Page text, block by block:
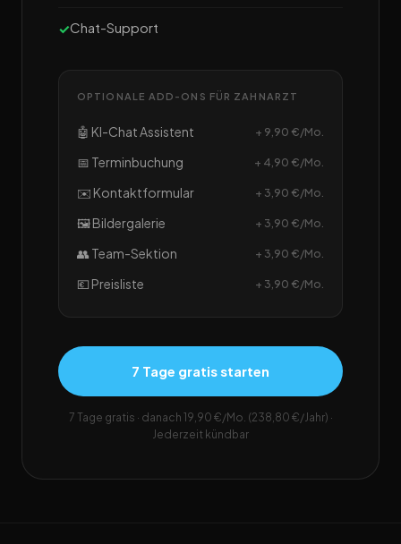
Chat-Support
OPTIONALE ADD-ONS FÜR ZAHNARZT
🤖 KI-Chat Assistent + 9,90 €/Mo.
📅 Terminbuchung + 4,90 €/Mo.
✉️ Kontaktformular + 3,90 €/Mo.
🖼️ Bildergalerie + 3,90 €/Mo.
👥 Team-Sektion + 3,90 €/Mo.
💶 Preisliste + 3,90 €/Mo.
7 Tage gratis starten
7 Tage gratis · danach 19,90 €/Mo. (238,80 €/Jahr) ·
Jederzeit kündbar